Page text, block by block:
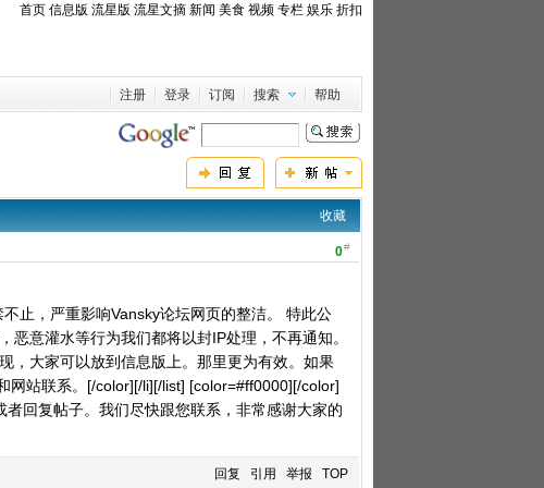
首页 信息版 流星版 流星文摘 新闻 美食 视频 专栏 娱乐 折扣
注册 登录 订阅 搜索 帮助
收藏
0#
止，严重影响Vansky论坛网页的整洁。 特此公
意灌水等行为我们都将以封IP处理，不再通知。
大家可以放到信息版上。那里更为有效。如果
站联系。[/color][/li][/list] [color=#ff0000][/color]
回复帖子。我们尽快跟您联系，非常感谢大家的
回复 引用 举报 TOP